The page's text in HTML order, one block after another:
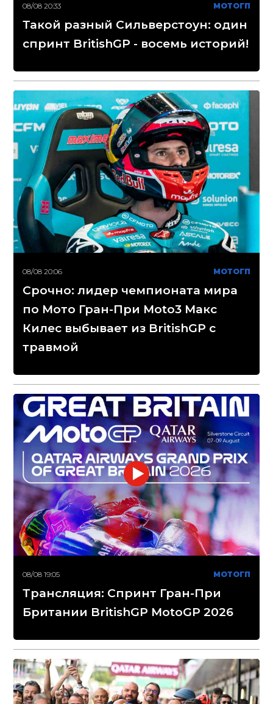
08/08 20:33 МОТОГП
Такой разный Сильверстоун: один
спринт BritishGP - восемь историй!
08/08 20:06 МОТОГП
Срочно: лидер чемпионата мира
по Мото Гран-При Moto3 Макс
Килес выбывает из BritishGP с
травмой
08/08 19:05 МОТОГП
Трансляция: Спринт Гран-При
Британии BritishGP MotoGP 2026